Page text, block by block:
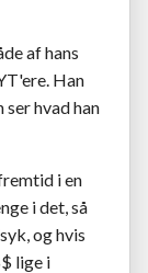
af hans
Han
hvad han
i en
i det, så
og hvis
lige i